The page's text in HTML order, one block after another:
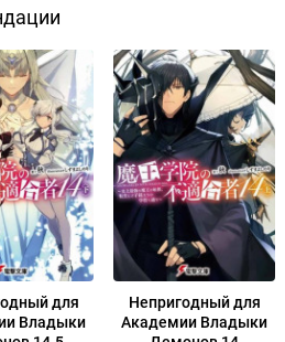
для
Владыки
Непригодный для
Академии Владыки